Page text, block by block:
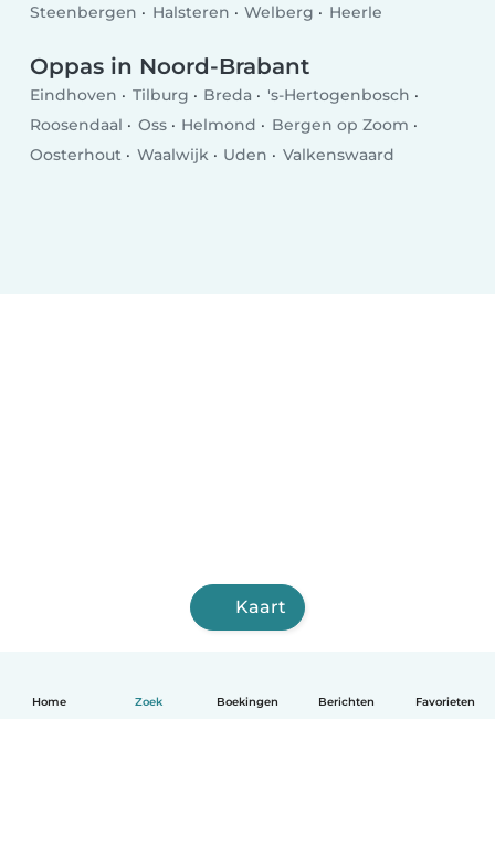
Home Zoek Boekingen Berichten Favorieten
Steenbergen Halsteren Welberg Heerle
Oppas in Noord-Brabant
Eindhoven Tilburg Breda
's-Hertogenbosch
Roosendaal
Oss Helmond
Bergen op Zoom
Oosterhout
Waalwijk Uden Valkenswaard
Kaart